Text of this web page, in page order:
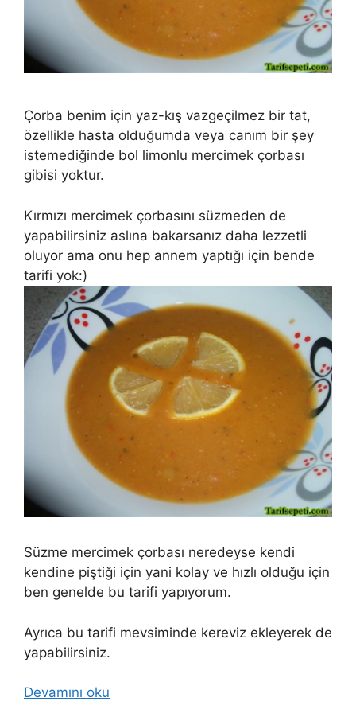
Çorba benim için yaz-kış vazgeçilmez bir tat,
özellikle hasta olduğumda veya canım bir şey
istemediğinde bol limonlu mercimek çorbası
gibisi yoktur.
Kırmızı mercimek çorbasını süzmeden de
yapabilirsiniz aslına bakarsanız daha lezzetli
oluyor ama onu hep annem yaptığı için bende
tarifi yok:)
Süzme mercimek çorbası neredeyse kendi
kendine piştiği için yani kolay ve hızlı olduğu için
ben genelde bu tarifi yapıyorum.
Ayrıca bu tarifi mevsiminde kereviz ekleyerek de
yapabilirsiniz.
Devamını oku